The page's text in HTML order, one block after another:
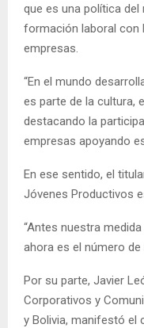
que es una política
formación laboral con
empresas.
“En el mundo
es parte de la cultura,
destacando la
empresas apoyando
En ese sentido, el
Jóvenes Productivos
“Antes nuestra
ahora es el número
Por su parte, Javier
Corporativos y
y Bolivia, manifestó el